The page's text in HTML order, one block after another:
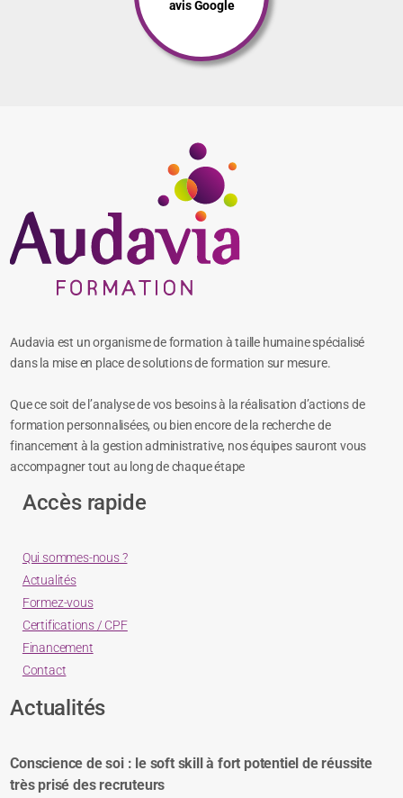
avis Google
Audavia est un organisme de formation à taille humaine spécialisé
dans la mise en place de solutions de formation sur mesure.
Que ce soit de l’analyse de vos besoins à la réalisation d’actions de
formation personnalisées, ou bien encore de la recherche de
financement à la gestion administrative, nos équipes sauront vous
accompagner tout au long de chaque étape
Accès rapide
Qui sommes-nous ?
Actualités
Formez-vous
Certifications / CPF
Financement
Contact
Actualités
Conscience de soi : le soft skill à fort potentiel de réussite
très prisé des recruteurs